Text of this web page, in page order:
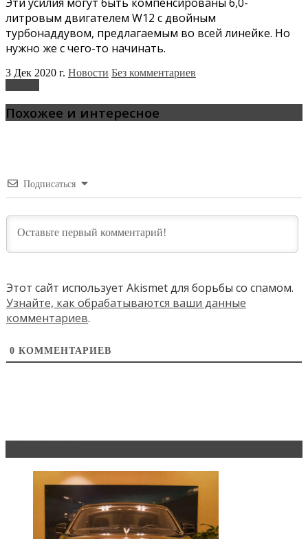
литровым двигателем W12 с двойным
турбонаддувом, предлагаемым во всей линейке. Но
нужно же с чего-то начинать.
3 Дек 2020 г. Новости Без комментариев
Похожее и интересное
Подписаться
Этот сайт использует Akismet для борьбы со спамом.
Узнайте, как обрабатываются ваши данные
комментариев.
0 КОММЕНТАРИЕВ